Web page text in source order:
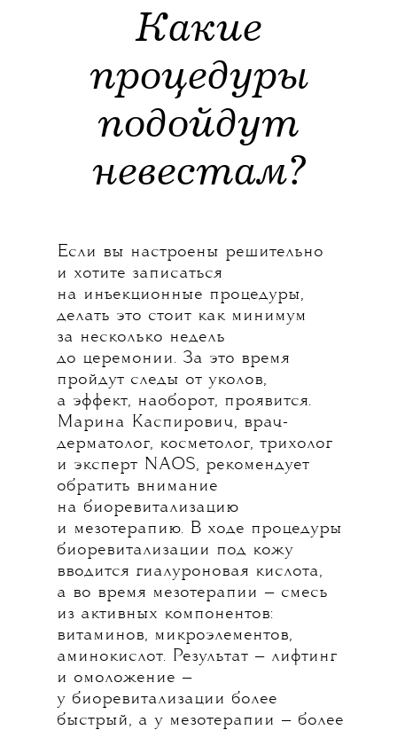
Какие
процедуры
подойдут
невестам?
Если вы настроены решительно
и хотите записаться
на инъекционные процедуры,
делать это стоит как минимум
за несколько недель
до церемонии. За это время
пройдут следы от уколов,
а эффект, наоборот, проявится.
Марина Каспирович, врач-
дерматолог, косметолог, трихолог
и эксперт NAOS, рекомендует
обратить внимание
на биоревитализацию
и мезотерапию. В ходе процедуры
биоревитализации под кожу
вводится гиалуроновая кислота,
а во время мезотерапии — смесь
из активных компонентов:
витаминов, микроэлементов,
аминокислот. Результат — лифтинг
и омоложение —
у биоревитализации более
быстрый, а у мезотерапии — более